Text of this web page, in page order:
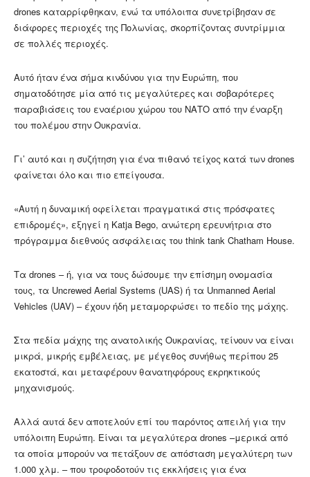
drones καταρρίφθηκαν, ενώ τα υπόλοιπα συνετρίβησαν σε
διάφορες περιοχές της Πολωνίας, σκορπίζοντας συντρίμμια
σε πολλές περιοχές.
Αυτό ήταν ένα σήμα κινδύνου για την Ευρώπη, που
σηματοδότησε μία από τις μεγαλύτερες και σοβαρότερες
παραβιάσεις του εναέριου χώρου του ΝΑΤΟ από την έναρξη
του πολέμου στην Ουκρανία.
Γι’ αυτό και η συζήτηση για ένα πιθανό τείχος κατά των drones
φαίνεται όλο και πιο επείγουσα.
«Αυτή η δυναμική οφείλεται πραγματικά στις πρόσφατες
επιδρομές», εξηγεί η Katja Bego, ανώτερη ερευνήτρια στο
πρόγραμμα διεθνούς ασφάλειας του think tank Chatham House.
Τα drones – ή, για να τους δώσουμε την επίσημη ονομασία
τους, τα Uncrewed Aerial Systems (UAS) ή τα Unmanned Aerial
Vehicles (UAV) – έχουν ήδη μεταμορφώσει το πεδίο της μάχης.
Στα πεδία μάχης της ανατολικής Ουκρανίας, τείνουν να είναι
μικρά, μικρής εμβέλειας, με μέγεθος συνήθως περίπου 25
εκατοστά, και μεταφέρουν θανατηφόρους εκρηκτικούς
μηχανισμούς.
Αλλά αυτά δεν αποτελούν επί του παρόντος απειλή για την
υπόλοιπη Ευρώπη. Είναι τα μεγαλύτερα drones –μερικά από
τα οποία μπορούν να πετάξουν σε απόσταση μεγαλύτερη των
1.000 χλμ. – που τροφοδοτούν τις εκκλήσεις για ένα